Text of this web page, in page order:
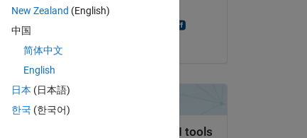
Risposto:
New Zealand (English)
中国
简体中文
English
日本 (日本語)
한국 (한국어)